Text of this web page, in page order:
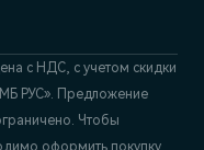
c НДС, с учетом скидки
РУС». Предложение
Чтобы
оформить покупку